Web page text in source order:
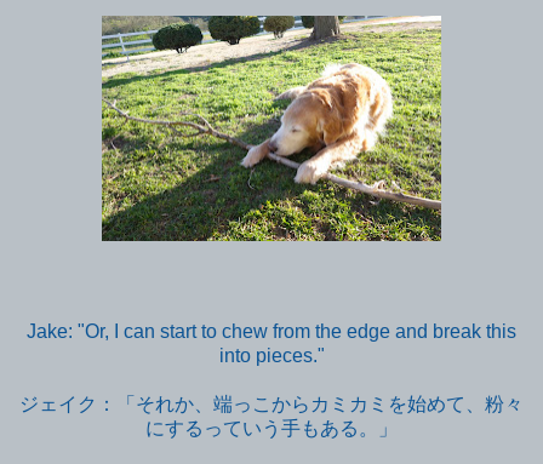
Jake: "Or, I can start to chew from the edge and break this
into pieces."
ジェイク：「それか、端っこからカミカミを始めて、粉々
にするっていう手もある。」